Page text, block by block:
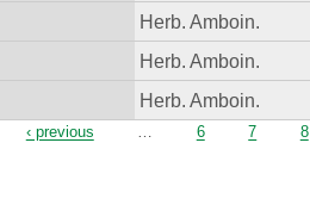
Herb. Amboin.
Herb. Amboin.
Herb. Amboin.
‹ previous … 6 7 8